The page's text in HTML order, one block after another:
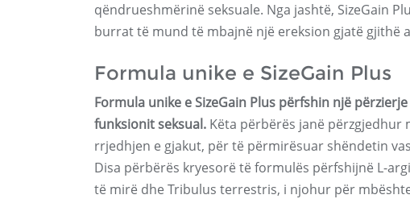
qëndrueshmërinë seksuale. Nga jashtë, SizeGain
burrat të mund të mbajnë një ereksion gjatë gjithë
Formula unike e SizeGain Plus
Formula unike e SizeGain Plus përfshin një
funksionit seksual. Këta përbërës janë
rrjedhjen e gjakut, për të përmirësuar shëndetin
Disa përbërës kryesorë të formulës përfshijnë L-
të mirë dhe Tribulus terrestris, i njohur për